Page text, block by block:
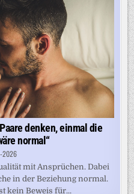
denken, einmal die
normal“
2026
mit Ansprüchen. Dabei
in der Beziehung normal.
kein Beweis für...